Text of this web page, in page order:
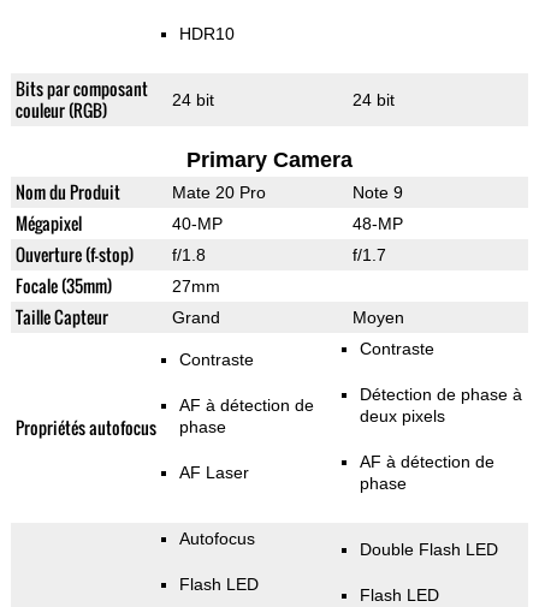
HDR10
Bits par composant
couleur (RGB)
24 bit 24 bit
Primary Camera
Nom du Produit Mate 20 Pro Note 9
Mégapixel 40-MP 48-MP
Ouverture (f-stop) f/1.8 f/1.7
Focale (35mm) 27mm
Taille Capteur Grand Moyen
Propriétés autofocus
Contraste
AF à détection de
phase
AF Laser
Contraste
Détection de phase à
deux pixels
AF à détection de
phase
Autofocus
Flash LED
Double Flash LED
Flash LED